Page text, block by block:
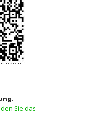
Daten
Sie das